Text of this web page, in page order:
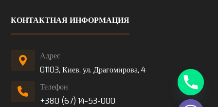
КОНТАКТНАЯ ИНФОРМАЦИЯ
Адрес
01103, Киев, ул. Драгомирова, 4
Телефон
+380 (67) 14-53-000